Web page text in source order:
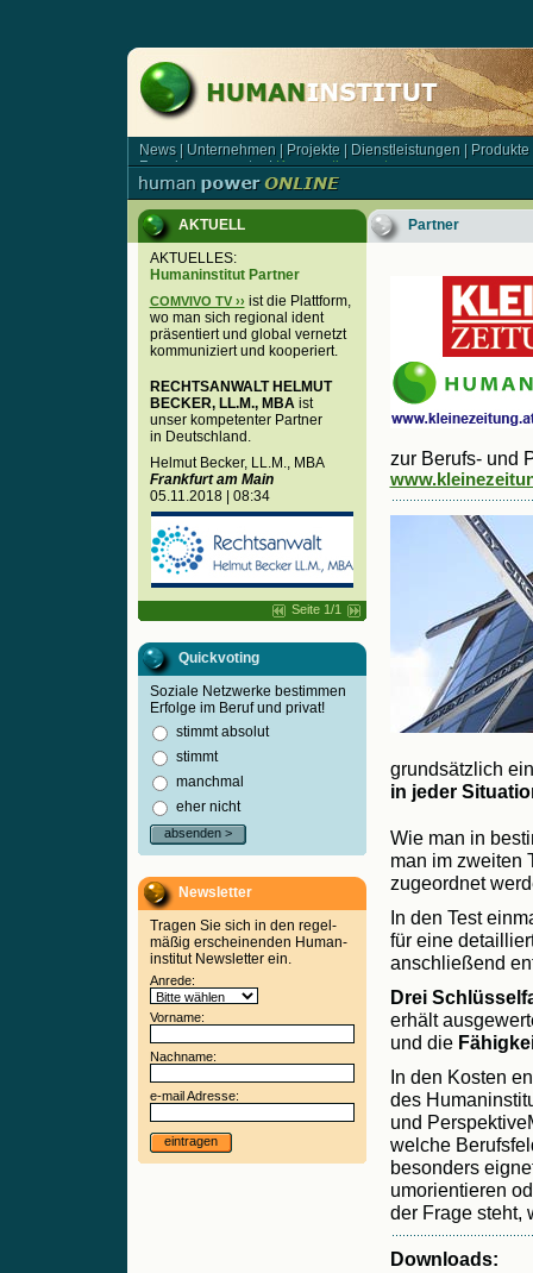
News | Unternehmen | Projekte | Dienstleistungen |
Forschungsagentur | Kooperationspartner
News| Unternehmen| Projekte| Dienstleistungen| Produkte
Forschungsagentur|Kooperationspartner
AKTUELL
Partner
AKTUELLES:
Humaninstitut Partner
COMVIVO TV ›› ist die Plattform,
wo man sich regional ident
präsentiert und global vernetzt
kommuniziert und kooperiert.
RECHTSANWALT HELMUT
BECKER, LL.M., MBAist
unser kompetenter Partner
in Deutschland.
Helmut Becker, LL.M., MBA
Frankfurt am Main
05.11.2018 | 08:34
Seite 1/1
Quickvoting
Soziale Netzwerke bestimmen
Erfolge im Beruf und privat!
stimmt absolut
stimmt
manchmal
eher nicht
absenden >
Newsletter
Tragen Sie sich in den regel-
mäßig erscheinenden Human-
institut Newsletter ein.
Anrede:
Vorname:
Nachname:
e-mail Adresse:
eintragen
zur Berufs- und
grundsätzlich
in jeder
Wie man in
man im zweiten
zugeordnet
In den Test
für eine
anschließend
Drei
erhält
und die
In den Kosten
des
und
welche
besonders
umorientieren
der Frage steht,
Downloads: